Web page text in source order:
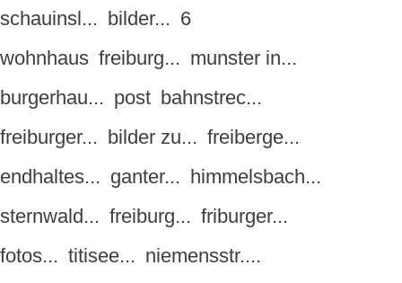
schauinsl... bilder... 6
wohnhaus freiburg... munster in...
burgerhau... post bahnstrec...
freiburger... bilder zu... freiberge...
endhaltes... ganter... himmelsbach...
sternwald... freiburg... friburger...
fotos... titisee... niemensstr....